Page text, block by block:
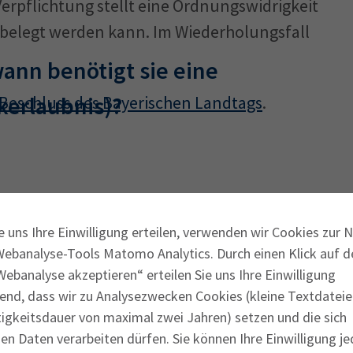
uns Ihre Einwilligung erteilen, verwenden wir Cookies zur
Tools Matomo Analytics. Durch einen Klick auf
akzeptieren“ erteilen Sie uns Ihre Einwilligung
dass wir zu Analysezwecken Cookies (kleine
von maximal zwei Jahren) setzen und die sich
Daten verarbeiten dürfen. Sie können Ihre Einwilligung
stellt eine Ordnungswidrigkeit
werden kann. Im Wiederholungsfall
des Bayerischen Landtags.
benötigt sie eine
oder zu trinken zu kaufen gibt, ist
klären, ist wichtig, denn an den Begriff
einige Auflagen, vor allen Dingen die
Gaststätte so: